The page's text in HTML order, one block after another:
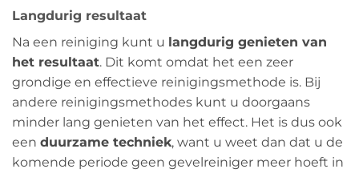
Langdurig resultaat
Na een reiniging kunt u langdurig genieten van
het resultaat. Dit komt omdat het een zeer
grondige en effectieve reinigingsmethode is. Bij
andere reinigingsmethodes kunt u doorgaans
minder lang genieten van het effect. Het is dus ook
een duurzame techniek, want u weet dan dat u de
komende periode geen gevelreiniger meer hoeft in